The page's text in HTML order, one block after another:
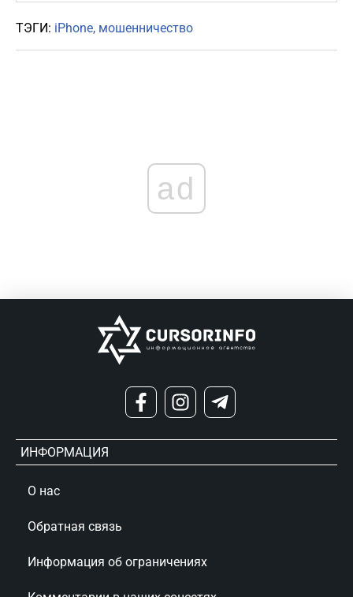
ТЭГИ: iPhone мошенничество
ad
ИНФОРМАЦИЯ
О нас
Обратная связь
Информация об ограничениях